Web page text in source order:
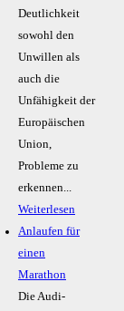
Deutlichkeit
sowohl den
Unwillen als
auch die
Unfähigkeit der
Europäischen
Union,
Probleme zu
erkennen...
Weiterlesen
Anlaufen für
einen
Marathon
Die Audi-